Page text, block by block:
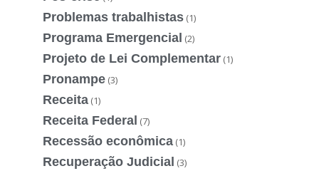
Problemas trabalhistas (1)
Programa Emergencial (2)
Projeto de Lei Complementar (1)
Pronampe (3)
Receita (1)
Receita Federal (7)
Recessão econômica (1)
Recuperação Judicial (3)